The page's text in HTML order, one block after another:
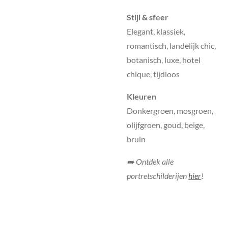
Stijl & sfeer
Elegant, klassiek,
romantisch, landelijk chic,
botanisch, luxe, hotel
chique, tijdloos
Kleuren
Donkergroen, mosgroen,
olijfgroen, goud, beige,
bruin
➡️ Ontdek alle
portretschilderijenhier!